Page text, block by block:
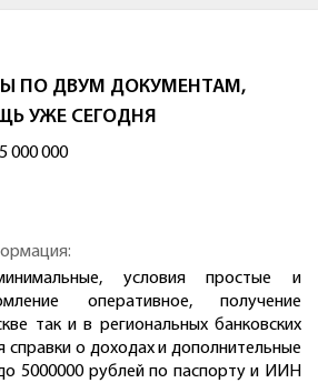
ПО ДВУМ ДОКУМЕНТАМ,
УЖЕ СЕГОДНЯ
000 000
условия простые и
оперативное, получение
так и в региональных банковских
справки о доходах и дополнительные
5000000 рублей по паспорту и ИИН